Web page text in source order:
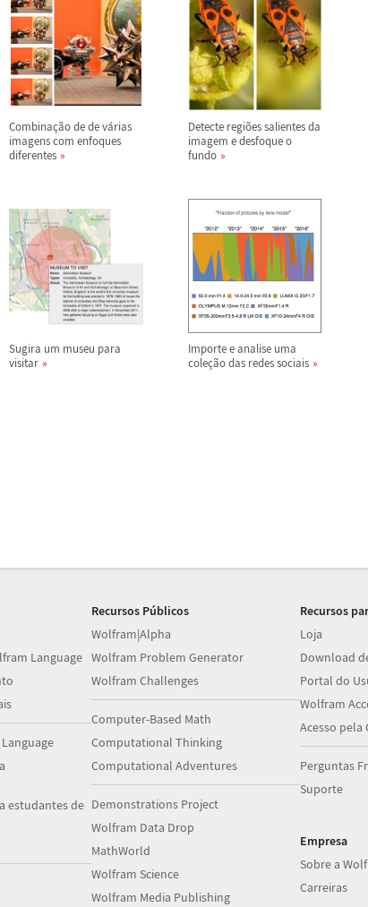
Combinação de de várias
imagens com enfoques
diferentes
Detecte regiões salientes da
imagem e desfoque o
fundo
Sugira um museu para
visitar
Importe e analise uma
coleção das redes sociais
Language
estudantes de
Recursos Públicos
Wolfram|Alpha
Wolfram Problem Generator
Wolfram Challenges
Computer-Based Math
Computational Thinking
Computational Adventures
Demonstrations Project
Wolfram Data Drop
MathWorld
Wolfram Science
Wolfram Media Publishing
Recursos
Loja
Download
Portal do
Wolfram
Acesso pela
Perguntas
Suporte
Empresa
Sobre a
Carreiras